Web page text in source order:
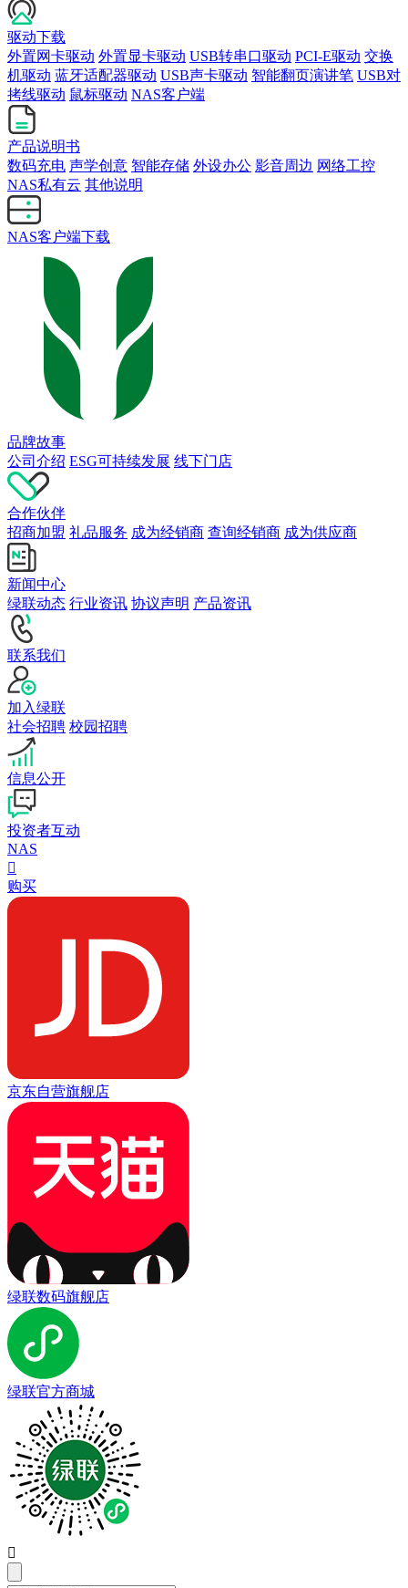
驱动下载
外置网卡驱动 外置显卡驱动 USB转串口驱动 PCI-E驱动 交换
机驱动 蓝牙适配器驱动 USB声卡驱动 智能翻页演讲笔 USB对
拷线驱动 鼠标驱动 NAS客户端
产品说明书
数码充电 声学创意 智能存储 外设办公 影音周边 网络工控
NAS私有云 其他说明
NAS客户端下载
品牌故事
公司介绍 ESG可持续发展 线下门店
合作伙伴
招商加盟 礼品服务 成为经销商 查询经销商 成为供应商
新闻中心
绿联动态 行业资讯 协议声明 产品资讯
联系我们
加入绿联
社会招聘 校园招聘
信息公开
投资者互动
NAS

购买
京东自营旗舰店
绿联数码旗舰店
绿联官方商城
